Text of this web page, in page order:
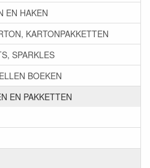
EN HAKEN
KARTONPAKKETTEN
SPARKLES
BOEKEN
EN PAKKETTEN